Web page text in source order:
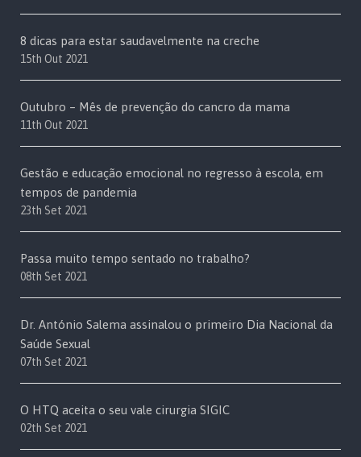
8 dicas para estar saudavelmente na creche
15th Out 2021
Outubro – Mês de prevenção do cancro da mama
11th Out 2021
Gestão e educação emocional no regresso à escola, em
tempos de pandemia
23th Set 2021
Passa muito tempo sentado no trabalho?
08th Set 2021
Dr. António Salema assinalou o primeiro Dia Nacional da
Saúde Sexual
07th Set 2021
O HTQ aceita o seu vale cirurgia SIGIC
02th Set 2021